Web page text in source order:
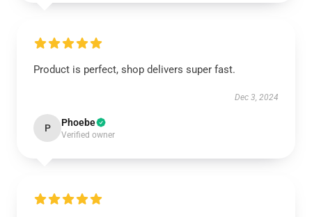
Product is perfect, shop delivers super fast.
Dec 3, 2024
P Phoebe
Verified owner